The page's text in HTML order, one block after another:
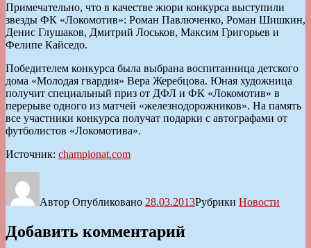
Примечательно, что в качестве жюри конкурса выступили
звезды ФК «Локомотив»: Роман Павлюченко, Роман Шишкин,
Денис Глушаков, Дмитрий Лоськов, Максим Григорьев и
Фелипе Кайседо.
Победителем конкурса была выбрана воспитанница детского
дома «Молодая гвардия» Вера Жеребцова. Юная художница
получит специальный приз от ДФЛ и ФК «Локомотив» в
перерыве одного из матчей «железнодорожников». На память
все участники конкурса получат подарки с автографами от
футболистов «Локомотива».
Источник: championat.com
Автор Опубликовано 28.03.2013Рубрики Новости
Добавить комментарий